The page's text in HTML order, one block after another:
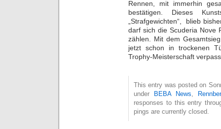
Rennen, mit immerhin
bestätigen. Dieses
„Strafgewichten“, blieb
darf sich die Scuderia Nove
zählen. Mit dem
jetzt schon in trockenen
Trophy-Meisterschaft
This entry was posted on
under
BEBA News
responses to this entry
pings are currently closed.